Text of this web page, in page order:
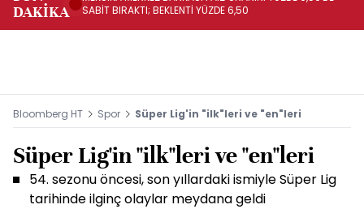
DAKİKA
SABİT BIRAKTI; BEKLENTİ YÜZDE 6,50
Bloomberg HT Spor Süper Lig'in "ilk"leri ve "en"leri
Süper Lig'in "ilk"leri ve "en"leri
54. sezonu öncesi, son yıllardaki ismiyle Süper Lig
tarihinde ilginç olaylar meydana geldi